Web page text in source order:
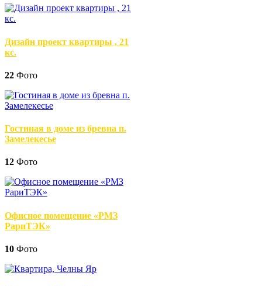
Дизайн проект квартиры , 21
кс.
22 Фото
Гостиная в доме из бревна п.
Замелекесье
12 Фото
Офисное помещение «РМЗ
РариТЭК»
10 Фото